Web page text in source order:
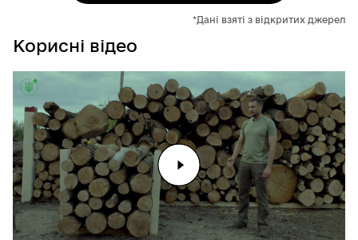
*Дані взяті з відкритих джерел
Корисні відео